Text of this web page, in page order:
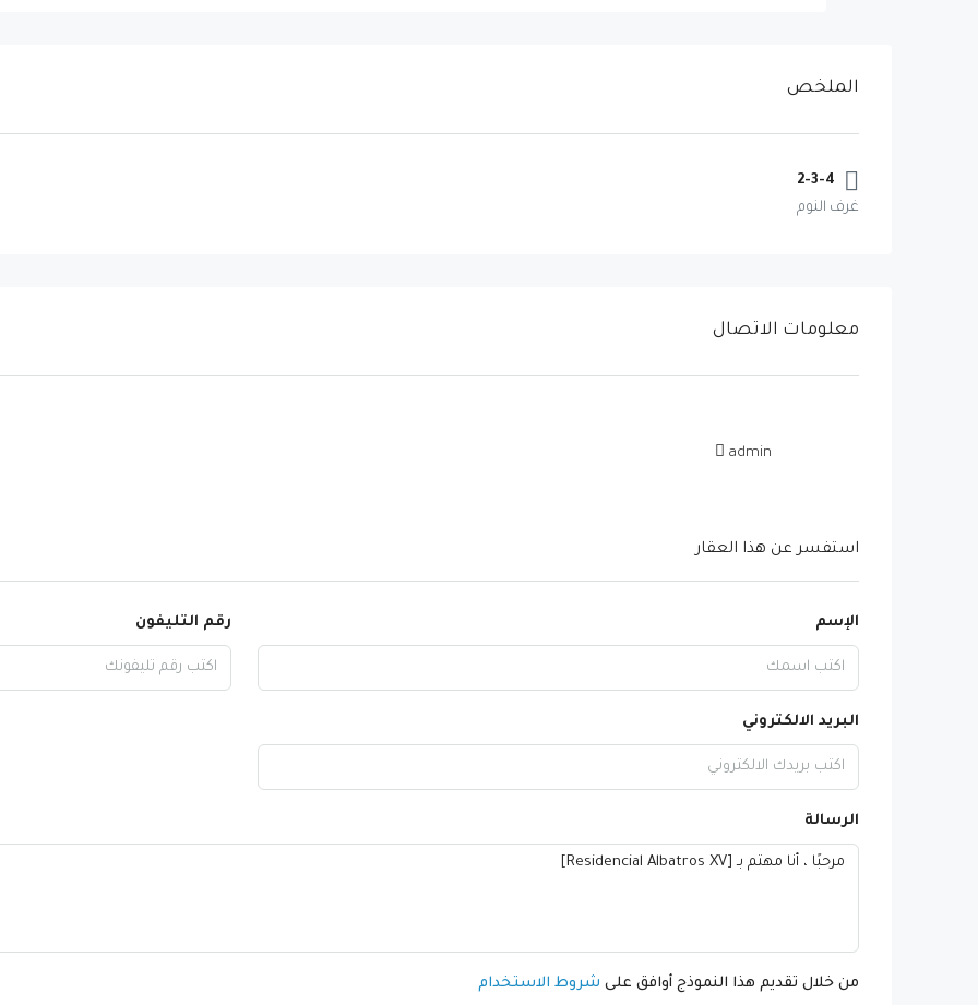
الملخص
2-3-4
غرف النوم
معلومات الاتصال
admin
استفسر عن هذا العقار
الإسم رقم التليفون
البريد الالكتروني
الرسالة
من خلال تقديم هذا النموذج أوافق على شروط الاستخدام